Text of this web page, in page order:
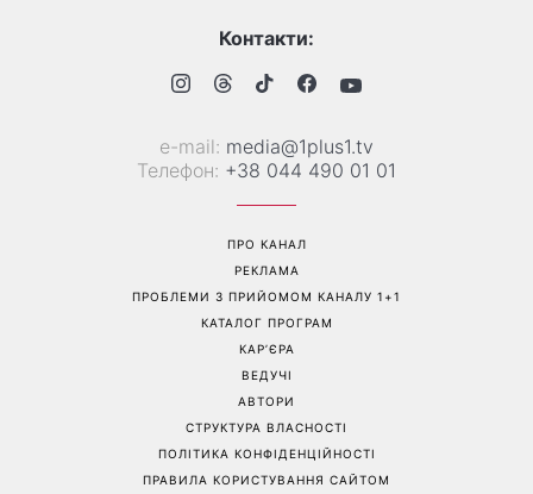
Контакти:
е-mail: media@1plus1.tv
Телефон: +38 044 490 01 01
ПРО КАНАЛ
РЕКЛАМА
ПРОБЛЕМИ З ПРИЙОМОМ КАНАЛУ 1+1
КАТАЛОГ ПРОГРАМ
КАР’ЄРА
ВЕДУЧІ
АВТОРИ
СТРУКТУРА ВЛАСНОСТІ
ПОЛІТИКА КОНФІДЕНЦІЙНОСТІ
ПРАВИЛА КОРИСТУВАННЯ САЙТОМ